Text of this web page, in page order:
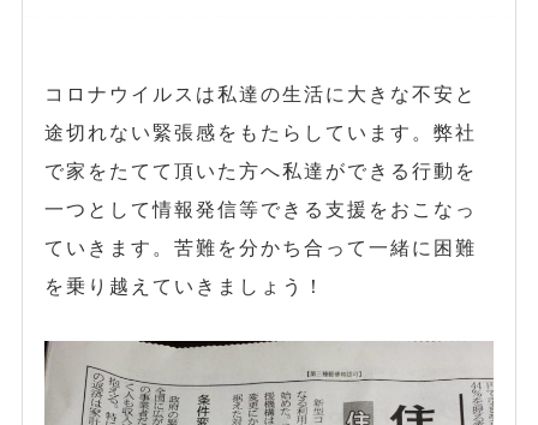
コロナウイルスは私達の生活に大きな不安と
途切れない緊張感をもたらしています。弊社
で家をたてて頂いた方へ私達ができる行動を
一つとして情報発信等できる支援をおこなっ
ていきます。苦難を分かち合って一緒に困難
を乗り越えていきましょう！